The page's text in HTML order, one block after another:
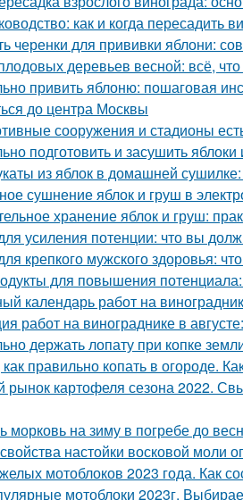
как и когда пересадить
черенки для прививки яблони:
деревьев весной: всё,
привить яблоню: пошаговая
до центра Москвы
сооружения и стадионы
подготовить и засушить
из яблок в домашней
сушнение яблок и груш в
хранение яблок и груш:
усиления потенции: что вы
крепкого мужского здоровья:
для повышения
календарь работ на
работ на винограднике в
держать лопату при копке
правильно копать в огороде.
рынок картофеля сезона 2022.
морковь на зиму в погребе до
настойки восковой моли
мотоблоков 2023 года. Как
мотоблоки 2023г.